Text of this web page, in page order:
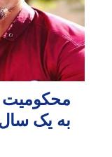
محکومیت
به یک